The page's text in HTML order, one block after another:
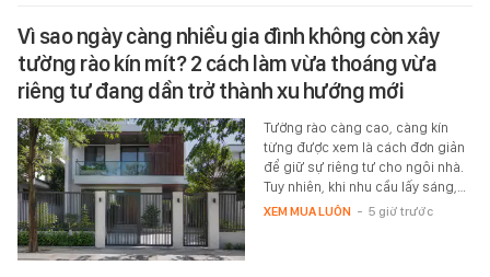
Vì sao ngày càng nhiều gia đình không còn xây
tường rào kín mít? 2 cách làm vừa thoáng vừa
riêng tư đang dần trở thành xu hướng mới
Tường rào càng cao, càng kín
từng được xem là cách đơn giản
để giữ sự riêng tư cho ngôi nhà.
Tuy nhiên, khi nhu cầu lấy sáng,…
XEM MUA LUÔN - 5 giờ trước